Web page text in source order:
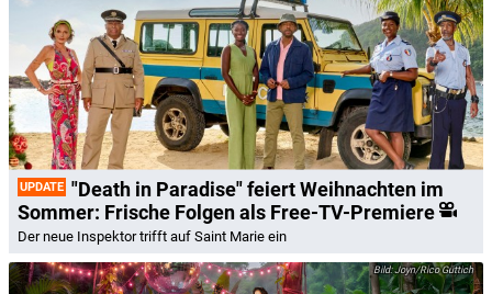
UPDATE "Death in Paradise" feiert Weihnachten im
Sommer: Frische Folgen als Free-TV-Premiere
Der neue Inspektor trifft auf Saint Marie ein
Joyn/Rico Güttich